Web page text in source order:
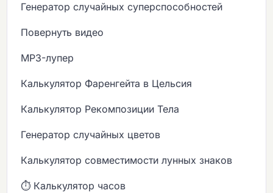
Генератор случайных суперспособностей
Повернуть видео
MP3-лупер
Калькулятор Фаренгейта в Цельсия
Калькулятор Рекомпозиции Тела
Генератор случайных цветов
Калькулятор совместимости лунных знаков
⏱️ Калькулятор часов